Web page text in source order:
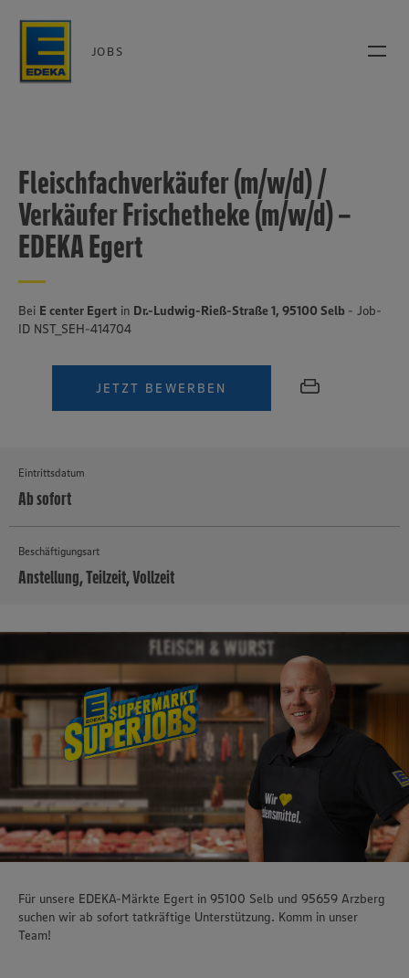
JOBS
Fleischfachverkäufer (m/w/d) /
Verkäufer Frischetheke (m/w/d) –
EDEKA Egert
Bei E center Egert in Dr.-Ludwig-Rieß-Straße 1, 95100 Selb - Job-
ID NST_SEH-414704
JETZT BEWERBEN
Eintrittsdatum
Ab sofort
Beschäftigungsart
Anstellung, Teilzeit, Vollzeit
Für unsere EDEKA-Märkte Egert in 95100 Selb und 95659 Arzberg
suchen wir ab sofort tatkräftige Unterstützung. Komm in unser
Team!